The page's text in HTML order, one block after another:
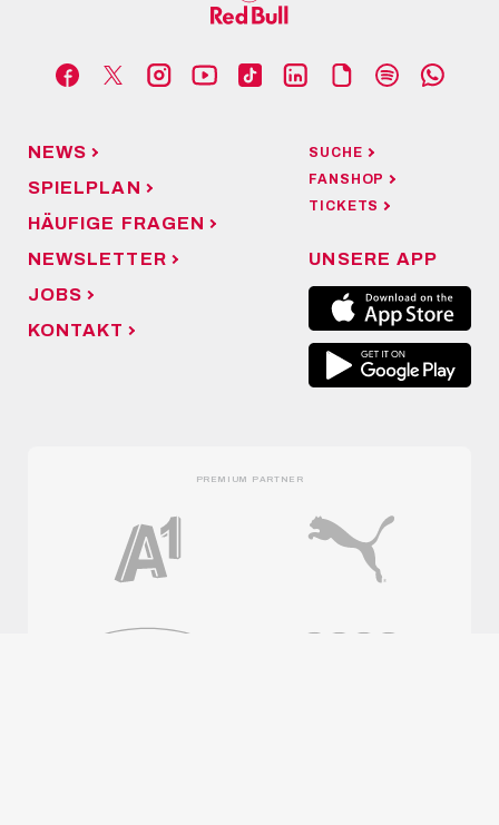
NEWS
SPIELPLAN
HÄUFIGE FRAGEN
NEWSLETTER
JOBS
KONTAKT
SUCHE
FANSHOP
TICKETS
UNSERE APP
PREMIUM PARTNER